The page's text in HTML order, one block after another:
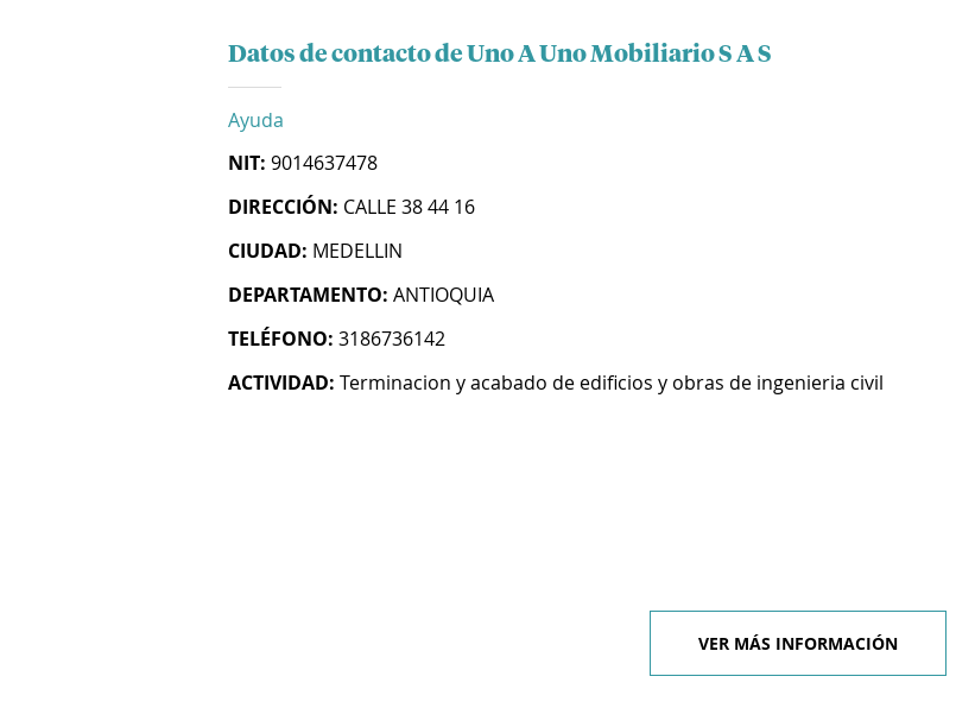
Datos de contacto de Uno A Uno Mobiliario S A S
Ayuda
NIT: 9014637478
DIRECCIÓN: CALLE 38 44 16
CIUDAD: MEDELLIN
DEPARTAMENTO: ANTIOQUIA
TELÉFONO: 3186736142
ACTIVIDAD: Terminacion y acabado de edificios y obras de ingenieria civil
VER MÁS INFORMACIÓN